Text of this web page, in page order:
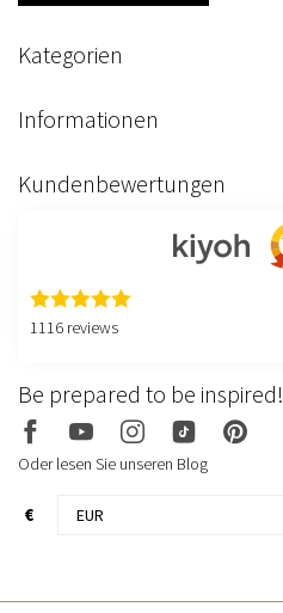
Kategorien
Informationen
Kundenbewertungen
1116 reviews
Be prepared to be inspired!
Oder lesen Sie unseren Blog
€